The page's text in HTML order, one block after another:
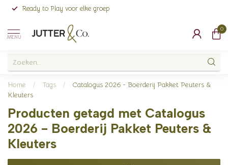
Ready to Play voor elke groep
MENU
0
Home / Tags /
Catalogus 2026 - Boerderij Pakket Peuters &
Kleuters
Producten getagd met Catalogus
2026 - Boerderij Pakket Peuters &
Kleuters